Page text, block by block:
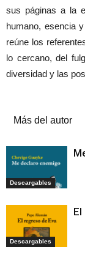
sus páginas a la
humano, esencia
reúne los
lo cercano, del
diversidad y las
Más del autor
Descargables
Descargables